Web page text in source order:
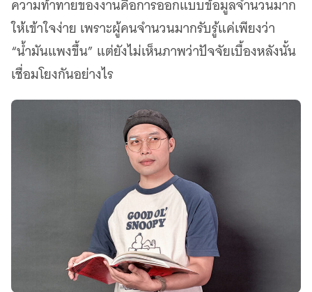
ความท้าทายของงานคือการออกแบบข้อมูลจำนวนมาก
ให้เข้าใจง่าย เพราะผู้คนจำนวนมากรับรู้แค่เพียงว่า
“น้ำมันแพงขึ้น” แต่ยังไม่เห็นภาพว่าปัจจัยเบื้องหลังนั้น
เชื่อมโยงกันอย่างไร